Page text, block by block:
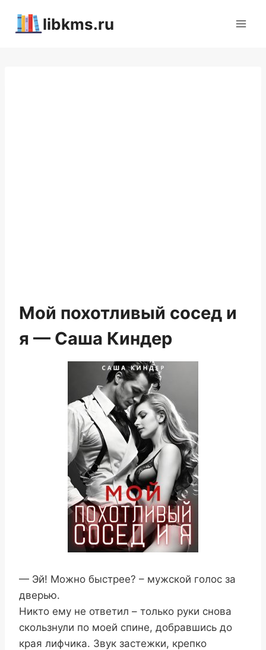
libkms.ru
Мой похотливый сосед и
я — Саша Киндер
— Эй! Можно быстрее? – мужской голос за
дверью.
Никто ему не ответил – только руки снова
скользнули по моей спине, добравшись до
края лифчика. Звук застежки, крепко